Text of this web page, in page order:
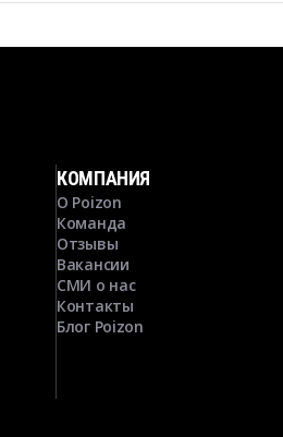
КОМПАНИЯ
О Poizon
Команда
Отзывы
Вакансии
СМИ о нас
Контакты
Блог Poizon